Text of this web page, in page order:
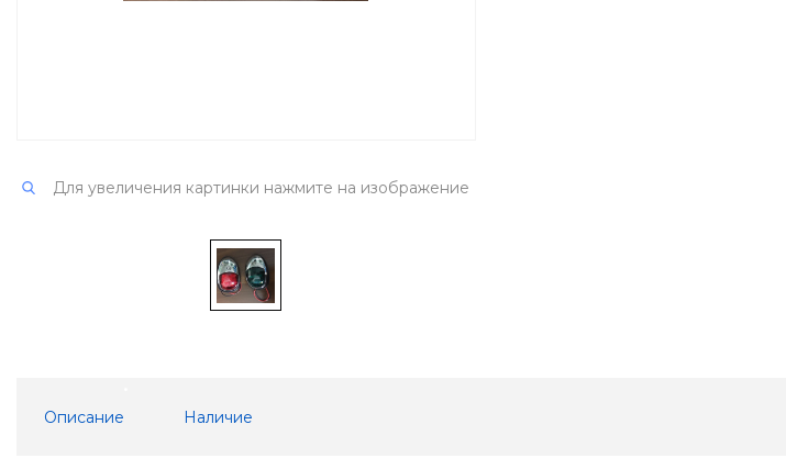
Для увеличения картинки нажмите на изображение
Описание Наличие